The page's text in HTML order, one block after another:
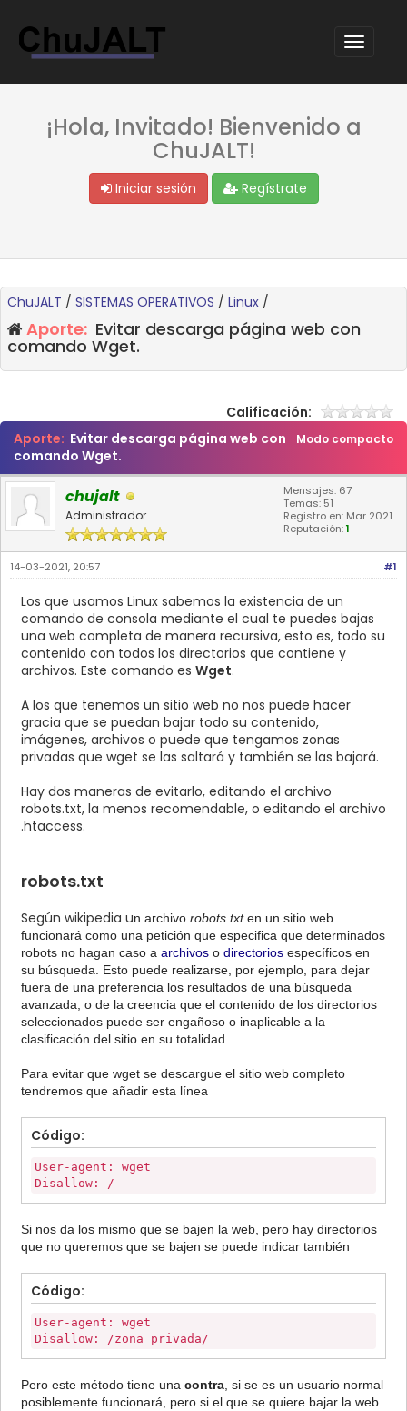
¡Hola, Invitado! Bienvenido a
ChuJALT!
Iniciar sesión Regístrate
ChuJALT / SISTEMAS OPERATIVOS / Linux /
Aporte: Evitar descarga página web con
comando Wget.
Calificación:
Modo compacto
Aporte: Evitar descarga página web con
comando Wget.
chujalt
Administrador
Mensajes: 67
Temas: 51
Registro en: Mar 2021
Reputación:1
#1
14-03-2021, 20:57
Los que usamos Linux sabemos la existencia de un
comando de consola mediante el cual te puedes bajas
una web completa de manera recursiva, esto es, todo su
contenido con todos los directorios que contiene y
archivos. Este comando es Wget.
A los que tenemos un sitio web no nos puede hacer
gracia que se puedan bajar todo su contenido,
imágenes, archivos o puede que tengamos zonas
privadas que wget se las saltará y también se las bajará.
Hay dos maneras de evitarlo, editando el archivo
robots.txt, la menos recomendable, o editando el archivo
.htaccess.
robots.txt
Según wikipedia un archivo robots.txten un sitio web
funcionará como una petición que especifica que determinados
robots no hagan caso a archivos o directorios específicos en
su búsqueda. Esto puede realizarse, por ejemplo, para dejar
fuera de una preferencia los resultados de una búsqueda
avanzada, o de la creencia que el contenido de los directorios
seleccionados puede ser engañoso o inaplicable a la
clasificación del sitio en su totalidad.
Para evitar que wget se descargue el sitio web completo
tendremos que añadir esta línea
Código:
User-agent: wget
Disallow: /
Si nos da los mismo que se bajen la web, pero hay directorios
que no queremos que se bajen se puede indicar también
Código:
User-agent: wget
Disallow: /zona_privada/
Pero este método tiene una contra , si se es un usuario normal
posiblemente funcionará, pero si el que se quiere bajar la web